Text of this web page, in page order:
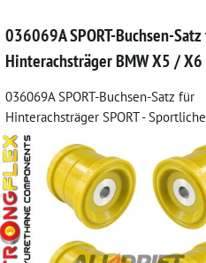
036069A SPORT-Buchsen-
Hinterachsträger BMW X5 / X6
036069A SPORT-Buchsen-Satz für
Hinterachsträger SPORT -